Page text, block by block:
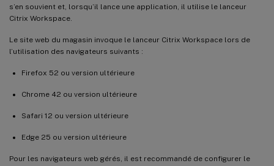
s’en souvient et, lorsqu’il lance une application, il utilise le lanceur
Citrix Workspace.
Le site web du magasin invoque le lanceur Citrix Workspace lors de
l’utilisation des navigateurs suivants :
Firefox 52 ou version ultérieure
Chrome 42 ou version ultérieure
Safari 12 ou version ultérieure
Edge 25 ou version ultérieure
Pour les navigateurs web gérés, il est recommandé de configurer le